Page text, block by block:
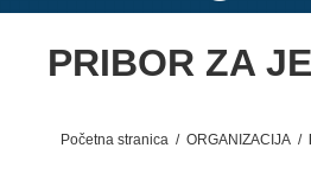
PRIBOR ZA
Početna stranica / ORGANIZACIJA /